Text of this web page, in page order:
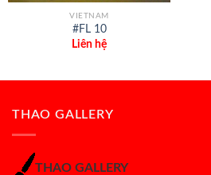
VIETNAM
#FL 10
Liên hệ
THAO GALLERY
THAO GALLERY